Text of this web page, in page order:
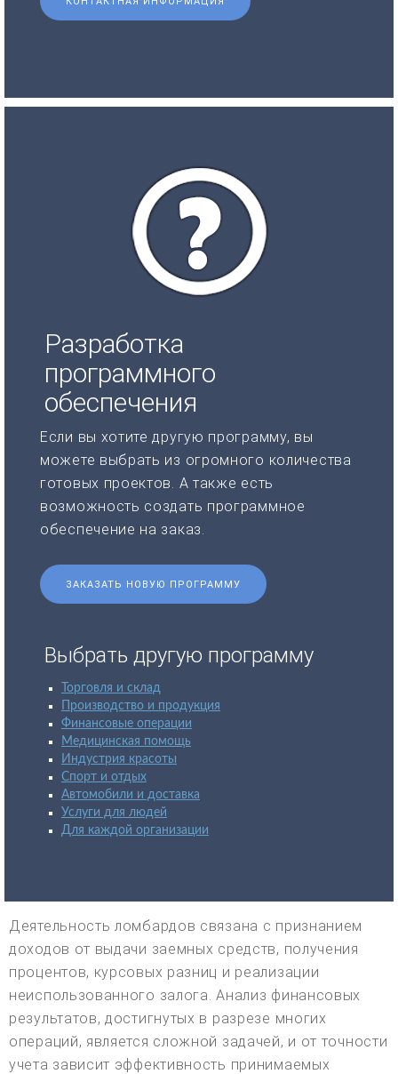
Разработка
программного
обеспечения
Если вы хотите другую программу, вы
можете выбрать из огромного количества
готовых проектов. А также есть
возможность создать программное
обеспечение на заказ.
ЗАКАЗАТЬ НОВУЮ ПРОГРАММУ
Выбрать другую программу
Торговля и склад
Производство и продукция
Финансовые операции
Медицинская помощь
Индустрия красоты
Спорт и отдых
Автомобили и доставка
Услуги для людей
Для каждой организации
Деятельность ломбардов связана с признанием
доходов от выдачи заемных средств, получения
процентов, курсовых разниц и реализации
неиспользованного залога. Анализ финансовых
результатов, достигнутых в разрезе многих
операций, является сложной задачей, и от точности
учета зависит эффективность принимаемых